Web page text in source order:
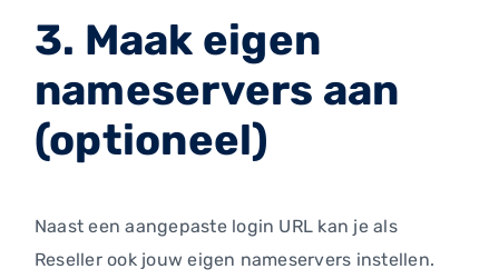
3. Maak eigen
nameservers aan
(optioneel)
Naast een aangepaste login URL kan je als
Reseller ook jouw eigen nameservers instellen.